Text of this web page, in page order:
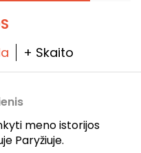
+ Skaito
meno istorijos
Paryžiuje.